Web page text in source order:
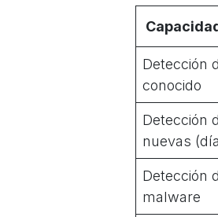
Detección
conocido
Detección
nuevas
Detección
malware